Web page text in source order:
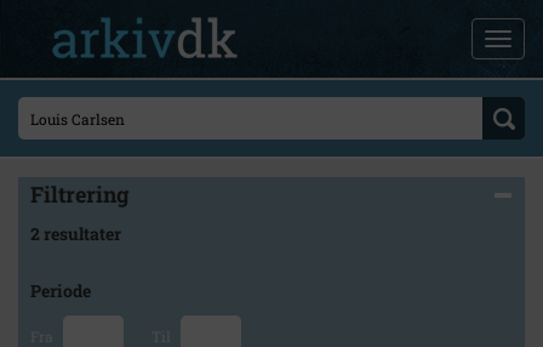
Filtrering
2 resultater
Periode
Fra Til